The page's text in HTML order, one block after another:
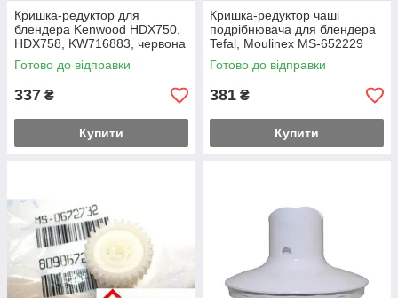
Кришка-редуктор для
блендера Kenwood HDX750,
HDX758, KW716883, червона
Готово до відправки
337 ₴
Купити
Кришка-редуктор чаші
подрібнювача для блендера
Tefal, Moulinex MS-652229
Готово до відправки
381 ₴
Купити